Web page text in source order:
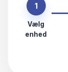
1
Vælg
enhed